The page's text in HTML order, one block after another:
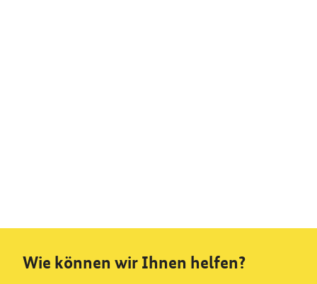
Wie können wir Ihnen helfen?